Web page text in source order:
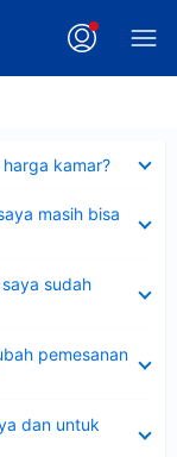
kamar?
masih bisa
sudah
pemesanan
dan untuk